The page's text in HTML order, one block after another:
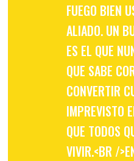
FUEGO BIEN
ALIADO. UN
ES EL QUE
QUE SABE
CONVERTIR
IMPREVISTO
QUE TODOS
VIVIR.<BR /